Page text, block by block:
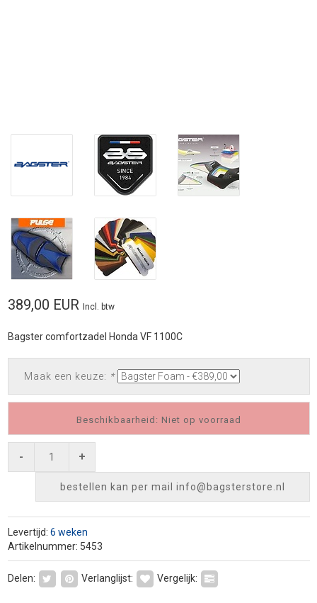
389,00 EUR Incl. btw
Bagster comfortzadel Honda VF 1100C
Maak een keuze: *
Beschikbaarheid: Niet op voorraad
- +
bestellen kan per mail info@bagsterstore.nl
Levertijd: 6 weken
Artikelnummer: 5453
Delen: Verlanglijst: Vergelijk: